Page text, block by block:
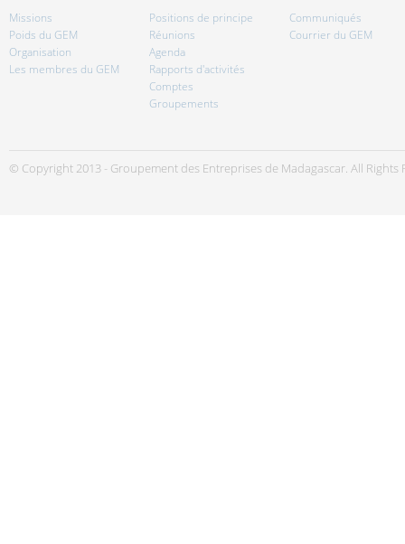
Missions
Poids du GEM
Organisation
Les membres du GEM
Positions de principe
Réunions
Agenda
Rapports d'activités
Comptes
Groupements
Communiqués
Courrier du GEM
© Copyright 2013 - Groupement des Entreprises de Madagascar. All Rights